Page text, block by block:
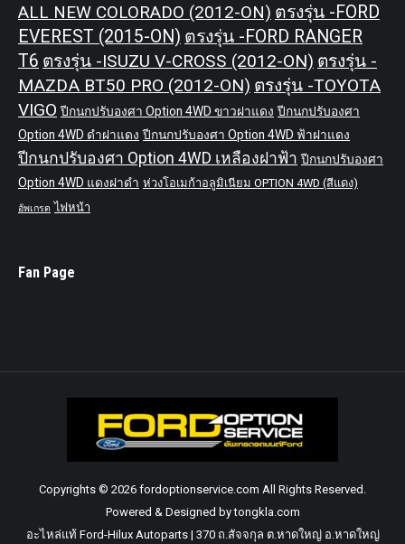
ALL NEW COLORADO (2012-ON) ตรงรุ่น -FORD
EVEREST (2015-ON) ตรงรุ่น -FORD RANGER
T6 ตรงรุ่น -ISUZU V-CROSS (2012-ON) ตรงรุ่น -
MAZDA BT50 PRO (2012-ON) ตรงรุ่น -TOYOTA
VIGO ปีกนกปรับองศา Option 4WD ขาวฝาแดง ปีกนกปรับองศา
Option 4WD ดำฝาแดง ปีกนกปรับองศา Option 4WD ฟ้าฝาแดง
ปีกนกปรับองศา Option 4WD เหลืองฝาฟ้า ปีกนกปรับองศา
Option 4WD แดงฝาดำ ห่วงโอเมก้าอลูมิเนียม OPTION 4WD (สีแดง)
อัพเกรด ไฟหน้า
Fan Page
Copyrights © 2026 fordoptionservice.com All Rights Reserved.
Powered & Designed by tongkla.com
อะไหล่แท้ Ford-Hilux Autoparts | 370 ถ.สัจจกุล ต.หาดใหญ่ อ.หาดใหญ่